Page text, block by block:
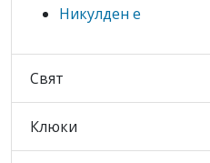
Никулден е
Свят
Клюки